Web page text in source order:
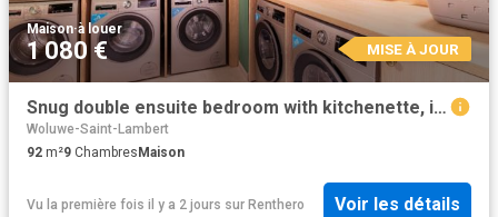
Maison·à louer
1 080 € MISE À JOUR
Snug double ensuite bedroom with kitchenette, in Woluwe Saint Lambertble
Woluwe-Saint-Lambert
92 m²9 Chambres Maison
Vu la première fois il y a 2 jours sur Renthero Voir les détails